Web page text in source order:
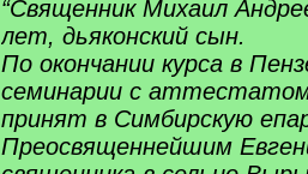
“Священник Михаил
лет, дьяконский сын.
По окончании курса в
семинарии с аттестатом
принят в Симбирскую
Преосвященнейшим